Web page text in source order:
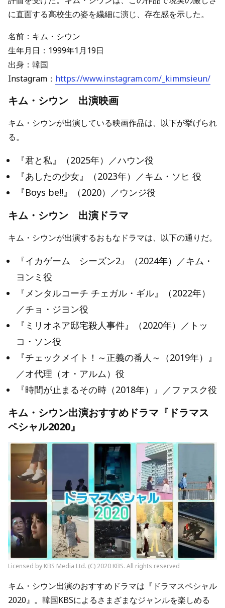
に直面する高校生の姿を繊細に演じ、存在感を示した。
名前：キム・シウン
生年月日：1999年1月19日
出身：韓国
Instagram： https://www.instagram.com/_kimmsieun/
キム・シウン 出演映画
キム・シウンが出演している映画作品は、以下が挙げられ
る。
『君と私』（2025年）／ハウン役
『あしたの少女』（2023年）／キム・ソヒ 役
『Boys be!!』（2020）／ウンジ役
キム・シウン 出演ドラマ
キム・シウンが出演するおもなドラマは、以下の通りだ。
『イカゲーム シーズン2』（2024年）／キム・
ヨンミ役
『メンタルコーチ チェガル・ギル』（2022年）
／チョ・ジヨン役
『ミリオネア邸宅殺人事件』（2020年）／トッ
コ・ソン役
『チェックメイト！～正義の番人～（2019年）』
／オ代理（オ・アルム）役
『時間が止まるその時（2018年）』／ファスク役
キム・シウン出演おすすめドラマ『ドラマス
ペシャル2020』
Licensed by KBS Media Ltd. (C) 2020 KBS. All rights reserved
キム・シウン出演のおすすめドラマは『ドラマスペシャル
2020』。韓国KBSによるさまざまなジャンルを楽しめる